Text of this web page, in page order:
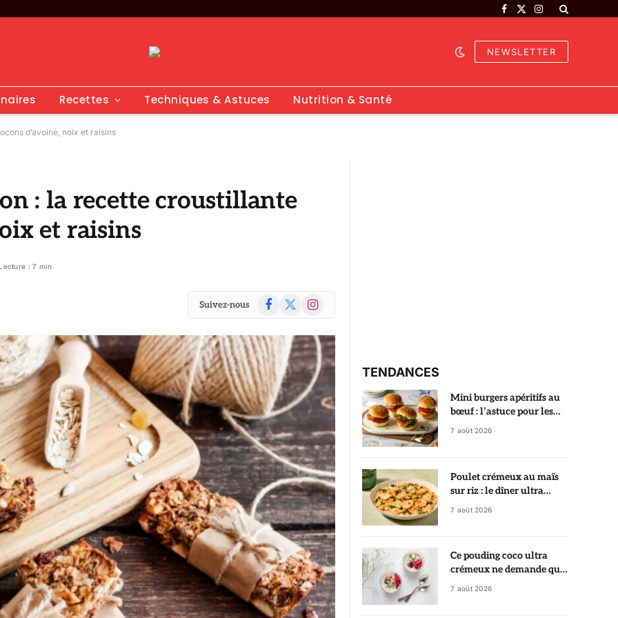
Facebook
X
Instagram
NEWSLETTER
Recettes Techniques & Astuces Nutrition & Santé
d’avoine, noix et raisins
: la recette croustillante
et raisins
: 7 min
Suivez-nous Facebook
X
Instagram
TENDANCES
Mini burgers apéritifs au
bœuf : l’astuce pour les
garder ultra juteux
7 août 2026
Poulet crémeux au maïs
sur riz : le dîner ultra
gourmand prêt en 35
7 août 2026
Ce pouding coco ultra
crémeux ne demande que
5 minutes de préparation
7 août 2026